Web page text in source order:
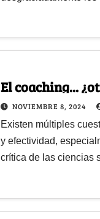
El coaching...
NOVIEMBRE 8, 2024
Existen múltiples
y efectividad,
crítica de las ciencias